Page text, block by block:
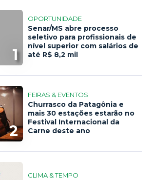
1
OPORTUNIDADE
Senar/MS abre processo
seletivo para profissionais de
nível superior com salários de
até R$ 8,2 mil
2
FEIRAS & EVENTOS
Churrasco da Patagônia e
mais 30 estações estarão no
Festival Internacional da
Carne deste ano
CLIMA & TEMPO